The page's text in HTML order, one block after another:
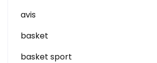
avis
basket
basket sport